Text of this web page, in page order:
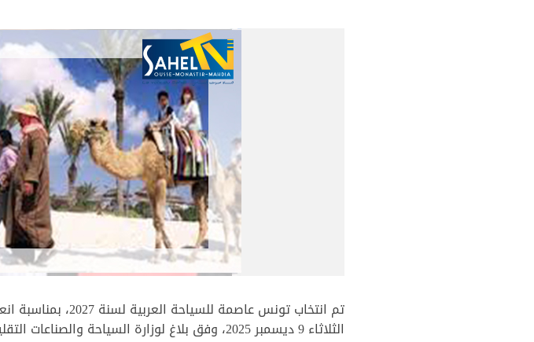
الثلاثاء 9 ديسمبر 2025، وفق بلاغ لوزارة السياحة والصناعات التقليدية.